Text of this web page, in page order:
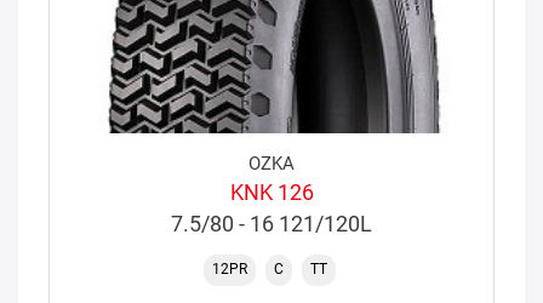
OZKA
KNK 126
7.5/80 - 16 121/120L
12PR C TT